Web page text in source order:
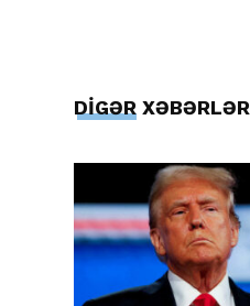
DİGƏR XƏBƏRLƏR